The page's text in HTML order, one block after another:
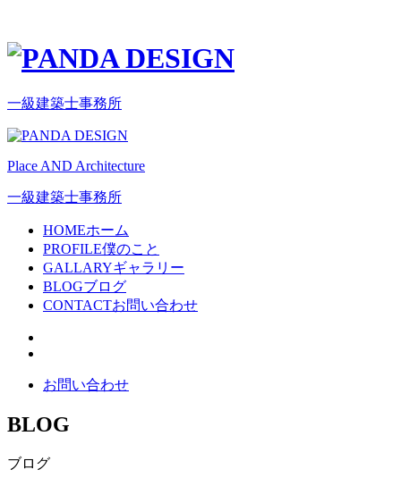
一級建築士事務所
Place AND Architecture
一級建築士事務所
HOMEホーム
PROFILE僕のこと
GALLARYギャラリー
BLOGブログ
CONTACTお問い合わせ
お問い合わせ
BLOG
ブログ